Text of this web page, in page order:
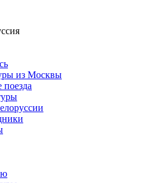
из Москвы
поезда